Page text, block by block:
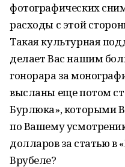
фотографических
расходы с этой
Такая культурная
делает Вас нашим
гонорара за
высланы еще потом
Бурлюка», которыми
по Вашему
долларов за статью в
Врубеле?